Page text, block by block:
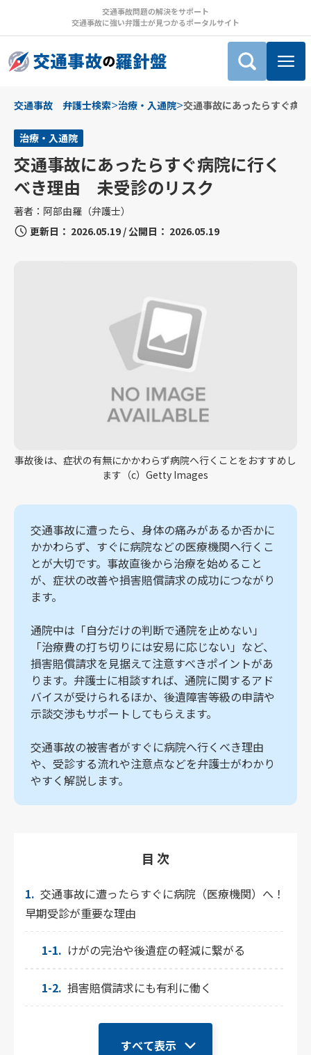
交通事故問題の解決をサポート
交通事故に強い弁護士が見つかるポータルサイト
交通事故 弁護士検索>治療・入通院>交通事故にあったらすぐ病
治療・入通院
交通事故にあったらすぐ病院に行く
べき理由 未受診のリスク
著者： 阿部由羅（弁護士）
更新日： 2026.05.19 /公開日： 2026.05.19
事故後は、症状の有無にかかわらず病院へ行くことをおすすめし
ます（c）Getty Images
交通事故に遭ったら、身体の痛みがあるか否かに
かかわらず、すぐに病院などの医療機関へ行くこ
とが大切です。事故直後から治療を始めること
が、症状の改善や損害賠償請求の成功につながり
ます。
通院中は「自分だけの判断で通院を止めない」
「治療費の打ち切りには安易に応じない」など、
損害賠償請求を見据えて注意すべきポイントがあ
ります。弁護士に相談すれば、通院に関するアド
バイスが受けられるほか、後遺障害等級の申請や
示談交渉もサポートしてもらえます。
交通事故の被害者がすぐに病院へ行くべき理由
や、受診する流れや注意点などを弁護士がわかり
やすく解説します。
目 次
1. 交通事故に遭ったらすぐに病院（医療機関）へ！
早期受診が重要な理由
1-1. けがの完治や後遺症の軽減に繋がる
1-2. 損害賠償請求にも有利に働く
すべて表示